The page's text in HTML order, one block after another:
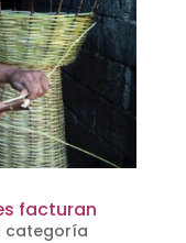
facturan
categoría